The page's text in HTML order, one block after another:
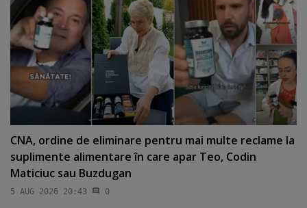
CNA, ordine de eliminare pentru mai multe reclame la
suplimente alimentare în care apar Teo, Codin
Maticiuc sau Buzdugan
5 AUG 2026 20:43 0